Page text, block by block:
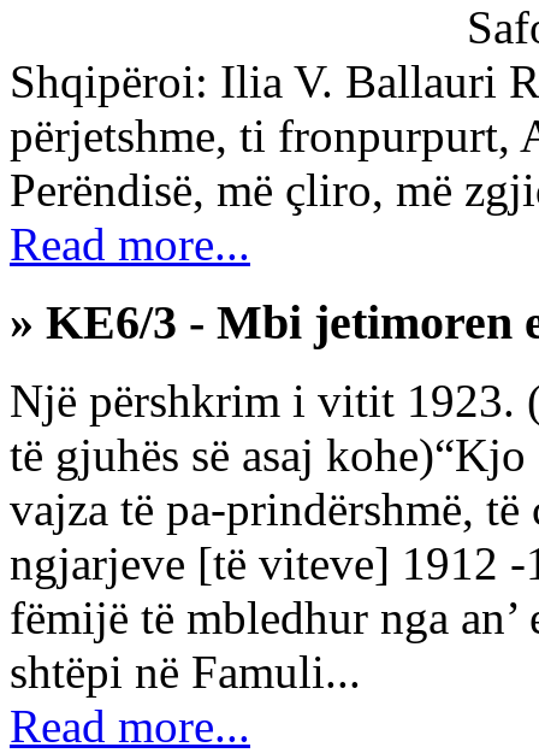
Shqipëroi: Ilia V. Ballauri
përjetshme, ti fronpurpurt,
Perëndisë, më çliro, më
Read more...
» KE6/3 - Mbi jetimoren
Një përshkrim i vitit 1923.
të gjuhës së asaj
vajza të pa-prindërshmë,
ngjarjeve [të viteve] 1912
fëmijë të mbledhur nga an’
shtëpi në Famuli...
Read more...